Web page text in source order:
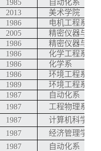
1985
自动化系
2013
美术学院
1986
电机工程系
2005
精密仪器与机
1986
精密仪器与机
1986
化学工程系
1986
化学系
1986
环境工程系
1989
环境工程系
1987
自动化系
1987
工程物理系
1987
计算机科学与
1987
经济管理学院
1987
自动化系